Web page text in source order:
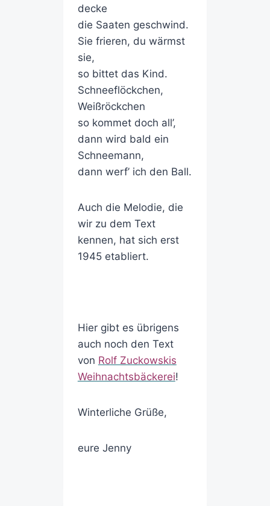
decke
die Saaten geschwind.
Sie frieren, du wärmst
sie,
so bittet das Kind.
Schneeflöckchen,
Weißröckchen
so kommet doch all’,
dann wird bald ein
Schneemann,
dann werf’ ich den Ball.
Auch die Melodie, die
wir zu dem Text
kennen, hat sich erst
1945 etabliert.
Hier gibt es übrigens
auch noch den Text
von Rolf Zuckowskis
Weihnachtsbäckerei!
Winterliche Grüße,
eure Jenny